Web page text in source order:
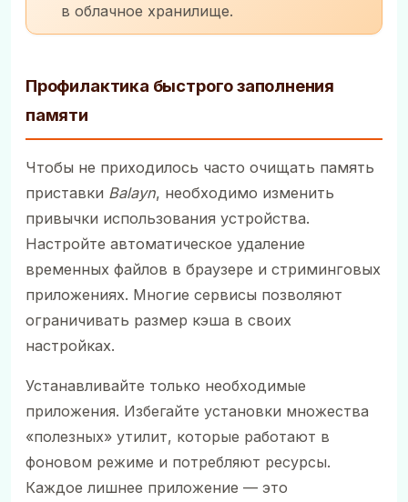
в облачное хранилище.
Профилактика быстрого заполнения
памяти
Чтобы не приходилось часто очищать память
приставки Balayn, необходимо изменить
привычки использования устройства.
Настройте автоматическое удаление
временных файлов в браузере и стриминговых
приложениях. Многие сервисы позволяют
ограничивать размер кэша в своих
настройках.
Устанавливайте только необходимые
приложения. Избегайте установки множества
«полезных» утилит, которые работают в
фоновом режиме и потребляют ресурсы.
Каждое лишнее приложение — это